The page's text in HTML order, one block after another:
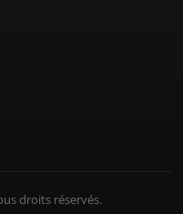
droits réservés.